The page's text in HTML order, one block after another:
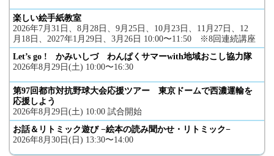
楽しい絵手紙教室
2026年7月31日、8月28日、9月25日、10月23日、11月27日、12
月18日、2027年1月29日、3月26日 10:00〜11:50 ※8回連続講座
Let’s go ! かみいしづ わんぱくサマーwith地域おこし協力隊
2026年8月29日(土) 10:00〜16:30
第97回都市対抗野球大会応援ツアー 東京ドームで西濃運輸を
応援しよう
2026年8月29日(土) 10:00 試合開始
お話＆リトミック遊び −絵本の読み聞かせ・リトミック−
2026年8月30日(日) 13:30〜14:00